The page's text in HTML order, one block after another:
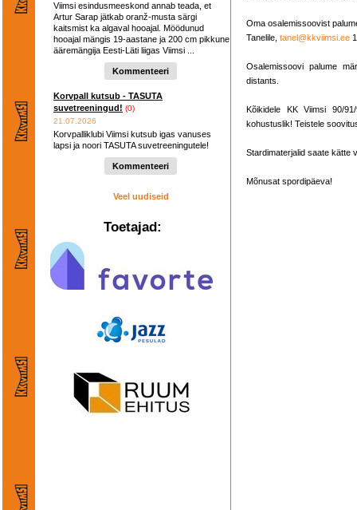
Viimsi esindusmeeskond annab teada, et
Artur Sarap jätkab oranž-musta särgi
kaitsmist ka algaval hooajal. Möödunud
hooajal mängis 19-aastane ja 200 cm pikkune
ääremängija Eesti-Läti liigas Viimsi ...
Kommenteeri
Korvpall kutsub - TASUTA
suvetreeningud! (0)
21.07.2026
Korvpalliklubi Viimsi kutsub igas vanuses
lapsi ja noori TASUTA suvetreeningutele!
Kommenteeri
Veel uudiseid
Toetajad:
Oma osalemissoovist
Tanelile, tanel@kkviimsi.ee
Osalemissoovi palume
distants.
Kõikidele KK Viimsi 90/
kohustuslik! Teistele
Stardimaterjalid saate kätte
Mõnusat spordipäeva!